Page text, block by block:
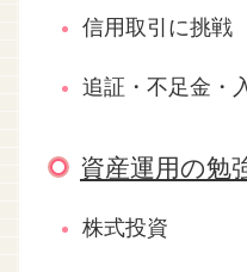
信用取引に挑戦
追証・不足金・
資産運用の勉
株式投資